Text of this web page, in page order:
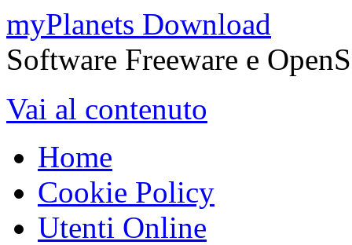
myPlanets Download
Software Freeware e
Vai al contenuto
Home
Cookie Policy
Utenti Online